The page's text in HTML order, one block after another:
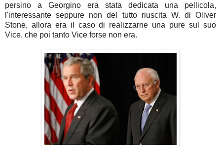
persino a Georgino era stata dedicata una pellicola,
l'interessante seppure non del tutto riuscita W. di Oliver
Stone, allora era il caso di realizzarne una pure sul suo
Vice, che poi tanto Vice forse non era.